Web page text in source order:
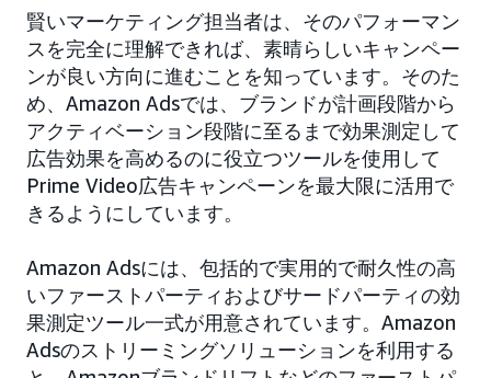
賢いマーケティング担当者は、そのパフォーマン
スを完全に理解できれば、素晴らしいキャンペー
ンが良い方向に進むことを知っています。そのた
め、Amazon Adsでは、ブランドが計画段階から
アクティベーション段階に至るまで効果測定して
広告効果を高めるのに役立つツールを使用して
Prime Video広告キャンペーンを最大限に活用で
きるようにしています。
Amazon Adsには、包括的で実用的で耐久性の高
いファーストパーティおよびサードパーティの効
果測定ツール一式が用意されています。Amazon
Adsのストリーミングソリューションを利用する